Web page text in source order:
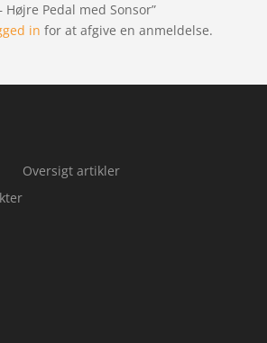
Højre Pedal med Sonsor”
in for at afgive en anmeldelse.
Oversigt artikler